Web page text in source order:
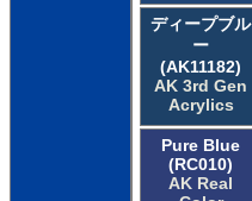
ディープブル
ー
(AK11182)
AK 3rd Gen
Acrylics
Pure Blue
(RC010)
AK Real